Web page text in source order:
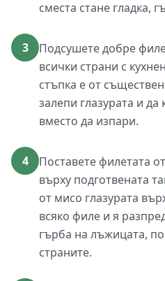
сместа стане гладка,
3
Подсушете добре
всички страни с
стъпка е от
залепи глазурата и
вместо да изпари.
4
Поставете филетата
върху подготвената
от мисо глазурата
всяко филе и я
гърба на лъжицата,
страните.